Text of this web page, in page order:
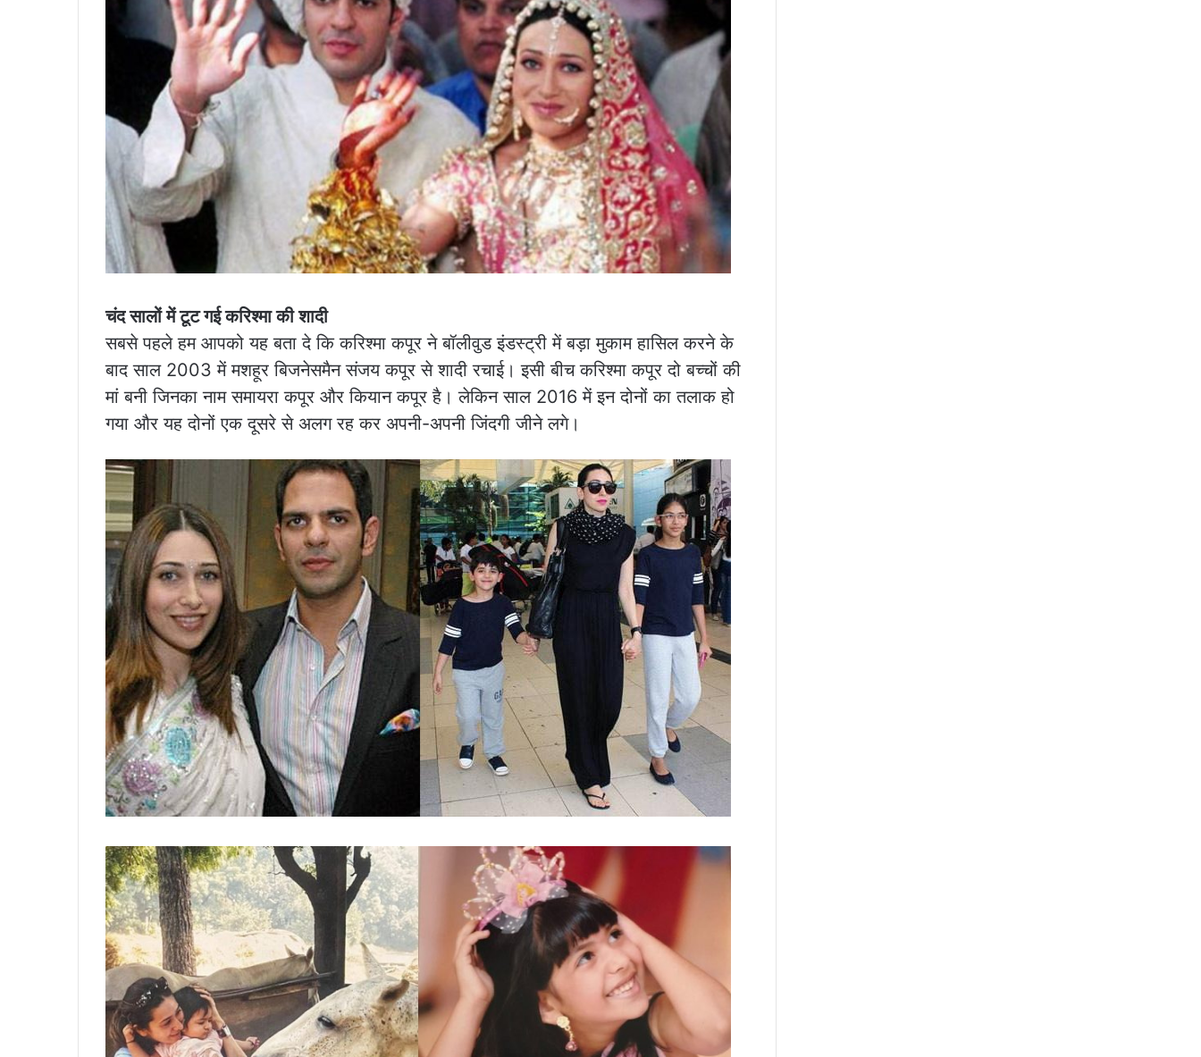
चंद सालों में टूट गई करिश्मा की शादी
सबसे पहले हम आपको यह बता दे कि करिश्मा कपूर ने बॉलीवुड इंडस्ट्री में बड़ा मुकाम हासिल करने के
बाद साल 2003 में मशहूर बिजनेसमैन संजय कपूर से शादी रचाई। इसी बीच करिश्मा कपूर दो बच्चों की
मां बनी जिनका नाम समायरा कपूर और कियान कपूर है। लेकिन साल 2016 में इन दोनों का तलाक हो
गया और यह दोनों एक दूसरे से अलग रह कर अपनी-अपनी जिंदगी जीने लगे।